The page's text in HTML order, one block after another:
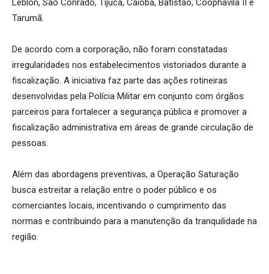
Leblon, São Conrado, Tijuca, Caiobá, Batistão, Coophavila II e
Tarumã.
De acordo com a corporação, não foram constatadas
irregularidades nos estabelecimentos vistoriados durante a
fiscalização. A iniciativa faz parte das ações rotineiras
desenvolvidas pela Polícia Militar em conjunto com órgãos
parceiros para fortalecer a segurança pública e promover a
fiscalização administrativa em áreas de grande circulação de
pessoas.
Além das abordagens preventivas, a Operação Saturação
busca estreitar a relação entre o poder público e os
comerciantes locais, incentivando o cumprimento das
normas e contribuindo para a manutenção da tranquilidade na
região.